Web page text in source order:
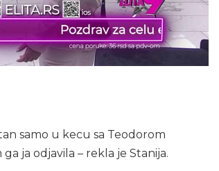
samo u kecu sa Teodorom
ja odjavila – rekla je Stanija.